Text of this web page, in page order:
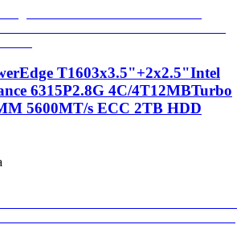
T1603x3.5"+2x2.5"Intel
6315P2.8G 4C/4T12MBTurbo
5600MT/s ECC 2TB HDD